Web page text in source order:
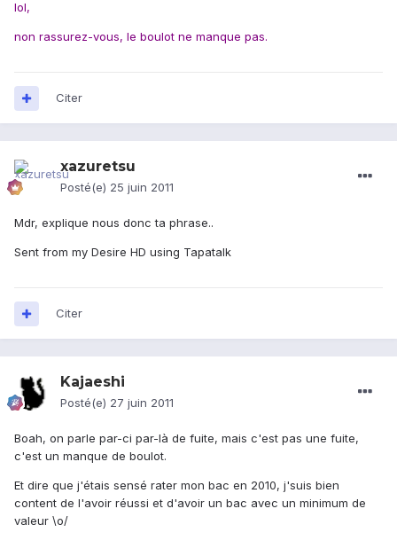
lol,
non rassurez-vous, le boulot ne manque pas.
Citer
xazuretsu
Posté(e) 25 juin 2011
Mdr, explique nous donc ta phrase..
Sent from my Desire HD using Tapatalk
Citer
Kajaeshi
Posté(e) 27 juin 2011
Boah, on parle par-ci par-là de fuite, mais c'est pas une fuite,
c'est un manque de boulot.
Et dire que j'étais sensé rater mon bac en 2010, j'suis bien
content de l'avoir réussi et d'avoir un bac avec un minimum de
valeur \o/